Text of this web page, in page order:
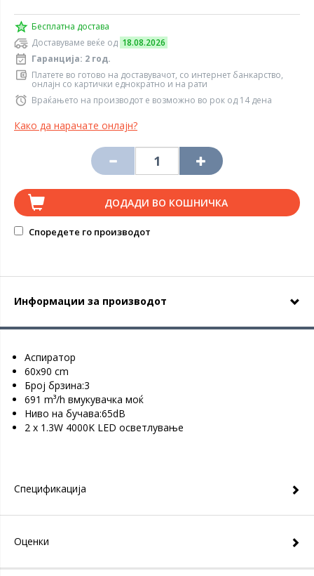
Бесплатна достава
Доставуваме веќе од 18.08.2026
Гаранција: 2 год.
Платете во готово на доставувачот, со интернет банкарство,
онлајн со картички еднократно и на рати
Враќањето на производот е возможно во рок од 14 дена
Како да нарачате онлајн?
ДОДАДИ ВО КОШНИЧКА
Споредете го производот
Информации за производот
Aспиратор
60х90 cm
Број брзина:3
691 m³/h вмукувачка моќ
Ниво на бучава:65dB
2 x 1.3W 4000K LED осветлување
Спецификација
Оценки